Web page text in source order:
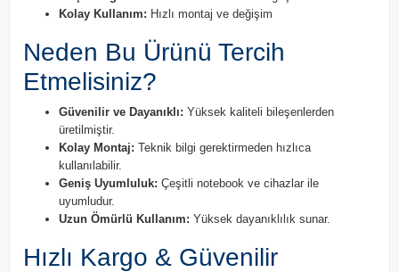
Kolay Kullanım: Hızlı montaj ve değişim
Neden Bu Ürünü Tercih
Etmelisiniz?
Güvenilir ve Dayanıklı: Yüksek kaliteli bileşenlerden
üretilmiştir.
Kolay Montaj: Teknik bilgi gerektirmeden hızlıca
kullanılabilir.
Geniş Uyumluluk: Çeşitli notebook ve cihazlar ile
uyumludur.
Uzun Ömürlü Kullanım: Yüksek dayanıklılık sunar.
Hızlı Kargo & Güvenilir